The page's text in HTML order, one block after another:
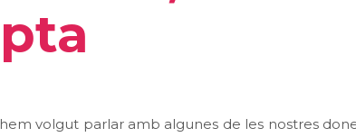
hem volgut parlar amb algunes de les nostres